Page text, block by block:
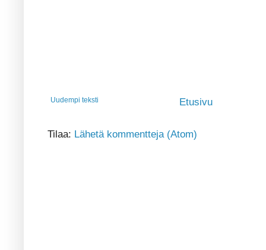
Uudempi teksti Etusivu
Tilaa: Lähetä kommentteja (Atom)